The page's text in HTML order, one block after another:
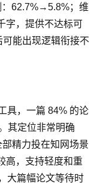
：62.7%→5.8%；维
字，提供不达标可
能出现逻辑衔接不
具，一篇 84% 的论
其定位非常明确
精力投在知网场景
高，支持轻度和重
大篇幅论文等待时